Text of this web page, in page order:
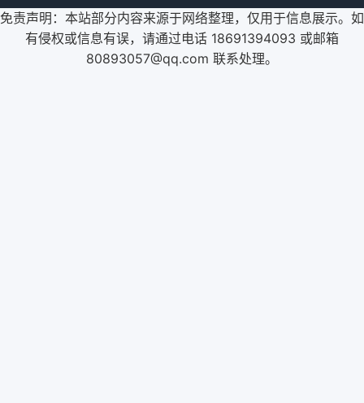
免责声明：本站部分内容来源于网络整理，仅用于信息展示。如
有侵权或信息有误，请通过电话 18691394093 或邮箱
80893057@qq.com 联系处理。